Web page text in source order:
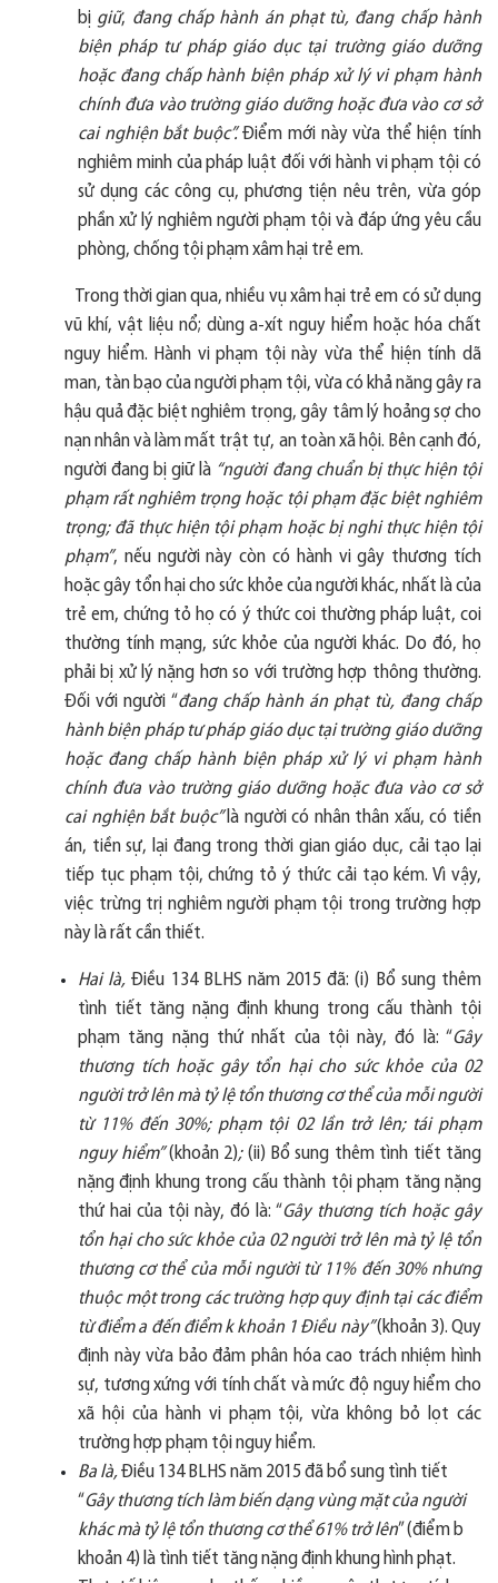
bị giữ, đang chấp hành án phạt tù, đang chấp hành
biện pháp tư pháp giáo dục tại trường giáo dưỡng
hoặc đang chấp hành biện pháp xử lý vi phạm hành
chính đưa vào trường giáo dưỡng hoặc đưa vào cơ sở
cai nghiện bắt buộc”.Điểm mới này vừa thể hiện tính
nghiêm minh của pháp luật đối với hành vi phạm tội có
sử dụng các công cụ, phương tiện nêu trên, vừa góp
phần xử lý nghiêm người phạm tội và đáp ứng yêu cầu
phòng, chống tội phạm xâm hại trẻ em.
Trong thời gian qua, nhiều vụ xâm hại trẻ em có sử dụng
vũ khí, vật liệu nổ; dùng a-xít nguy hiểm hoặc hóa chất
nguy hiểm. Hành vi phạm tội này vừa thể hiện tính dã
man, tàn bạo của người phạm tội, vừa có khả năng gây ra
hậu quả đặc biệt nghiêm trọng, gây tâm lý hoảng sợ cho
nạn nhân và làm mất trật tự, an toàn xã hội. Bên cạnh đó,
người đang bị giữ là “người đang chuẩn bị thực hiện tội
phạm rất nghiêm trọng hoặc tội phạm đặc biệt nghiêm
trọng; đã thực hiện tội phạm hoặc bị nghi thực hiện tội
phạm”, nếu người này còn có hành vi gây thương tích
hoặc gây tổn hại cho sức khỏe của người khác, nhất là của
trẻ em, chứng tỏ họ có ý thức coi thường pháp luật, coi
thường tính mạng, sức khỏe của người khác. Do đó, họ
phải bị xử lý nặng hơn so với trường hợp thông thường.
Đối với người “đang chấp hành án phạt tù, đang chấp
hành biện pháp tư pháp giáo dục tại trường giáo dưỡng
hoặc đang chấp hành biện pháp xử lý vi phạm hành
chính đưa vào trường giáo dưỡng hoặc đưa vào cơ sở
cai nghiện bắt buộc” là người có nhân thân xấu, có tiền
án, tiền sự, lại đang trong thời gian giáo dục, cải tạo lại
tiếp tục phạm tội, chứng tỏ ý thức cải tạo kém. Vì vậy,
việc trừng trị nghiêm người phạm tội trong trường hợp
này là rất cần thiết.
Hai là,Điều 134 BLHS năm 2015 đã: (i) Bổ sung thêm
tình tiết tăng nặng định khung trong cấu thành tội
phạm tăng nặng thứ nhất của tội này, đó là: “Gây
thương tích hoặc gây tổn hại cho sức khỏe của 02
người trở lên mà tỷ lệ tổn thương cơ thể của mỗi người
từ 11% đến 30%; phạm tội 02 lần trở lên; tái phạm
nguy hiểm”(khoản 2); (ii) Bổ sung thêm tình tiết tăng
nặng định khung trong cấu thành tội phạm tăng nặng
thứ hai của tội này, đó là: “Gây thương tích hoặc gây
tổn hại cho sức khỏe của 02 người trở lên mà tỷ lệ tổn
thương cơ thể của mỗi người từ 11% đến 30% nhưng
thuộc một trong các trường hợp quy định tại các điểm
từ điểm a đến điểm k khoản 1 Điều này”(khoản 3). Quy
định này vừa bảo đảm phân hóa cao trách nhiệm hình
sự, tương xứng với tính chất và mức độ nguy hiểm cho
xã hội của hành vi phạm tội, vừa không bỏ lọt các
trường hợp phạm tội nguy hiểm.
Ba là,Điều 134 BLHS năm 2015 đã bổ sung tình tiết
“Gây thương tích làm biến dạng vùng mặt của người
khác mà tỷ lệ tổn thương cơ thể 61% trở lên” (điểm b
khoản 4) là tình tiết tăng nặng định khung hình phạt.